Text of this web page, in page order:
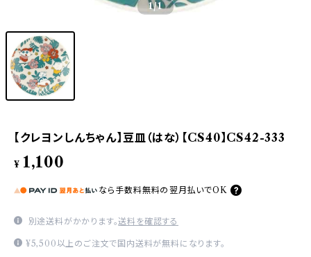
1/1
【クレヨンしんちゃん】豆皿（はな）【CS40】CS42-333
¥ 1,100
なら 手数料無料の 翌月払いでOK
別途送料がかかります。送料を確認する
¥5,500以上のご注文で国内送料が無料になります。